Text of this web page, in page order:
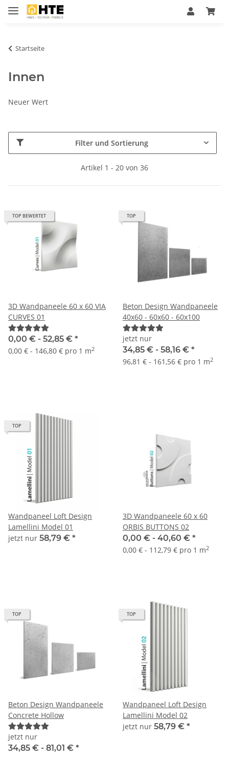
Startseite
Innen
Neuer Wert
Filter und Sortierung
Artikel 1 - 20 von 36
TOP BEWERTET
3D Wandpaneele 60 x 60 VIA
CURVES 01
0,00 € - 52,85 € *
0,00 € - 146,80 € pro 1 m2
TOP
Beton Design Wandpaneele
40x60 - 60x60 - 60x100
jetzt nur
34,85 € - 58,16 € *
96,81 € - 161,56 € pro 1 m2
TOP
Wandpaneel Loft Design
Lamellini Model 01
jetzt nur 58,79 € *
3D Wandpaneele 60 x 60
ORBIS BUTTONS 02
0,00 € - 40,60 € *
0,00 € - 112,79 € pro 1 m2
TOP
Beton Design Wandpaneele
Concrete Hollow
jetzt nur
34,85 € - 81,01 € *
TOP
Wandpaneel Loft Design
Lamellini Model 02
jetzt nur 58,79 € *